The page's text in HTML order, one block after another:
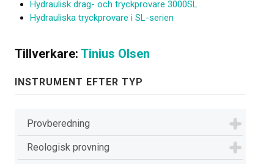
Hydraulisk drag- och tryckprovare 3000SL
Hydrauliska tryckprovare i SL-serien
Tillverkare: Tinius Olsen
INSTRUMENT EFTER TYP
Provberedning
Reologisk provning